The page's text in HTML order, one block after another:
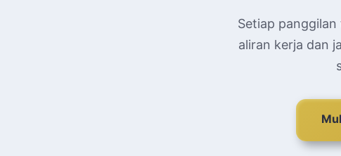
Setiap
aliran kerja dan